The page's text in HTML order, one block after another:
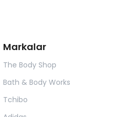
Markalar
The Body Shop
Bath & Body Works
Tchibo